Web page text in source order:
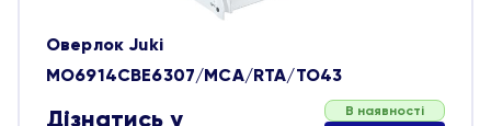
Оверлок Juki
MO6914CBE6307/MCA/RTA/TO43
Дізнатись у
В наявності